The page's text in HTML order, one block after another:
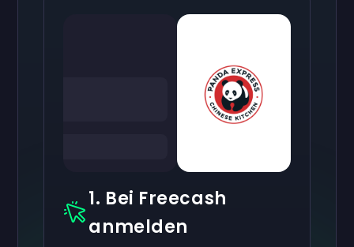
1. Bei Freecash
anmelden